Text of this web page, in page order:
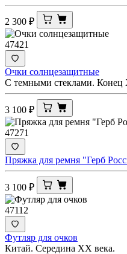
2 300 ₽
47421
Очки солнцезащитные
С темными стеклами. Конец
3 100 ₽
47271
Пряжка для ремня "Герб
3 100 ₽
47112
Футляр для очков
Китай. Середина ХХ века.